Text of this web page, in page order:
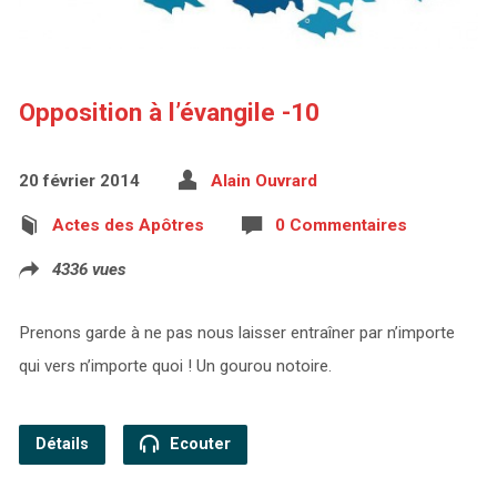
Opposition à l’évangile -10
20 février 2014 Alain Ouvrard
Actes des Apôtres 0 Commentaires
4336 vues
Prenons garde à ne pas nous laisser entraîner par n’importe
qui vers n’importe quoi ! Un gourou notoire.
Détails Ecouter